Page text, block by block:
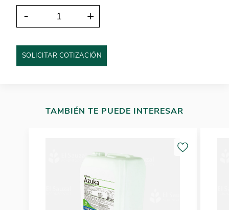
- +
SOLICITAR COTIZACIÓN
TAMBIÉN TE PUEDE INTERESAR